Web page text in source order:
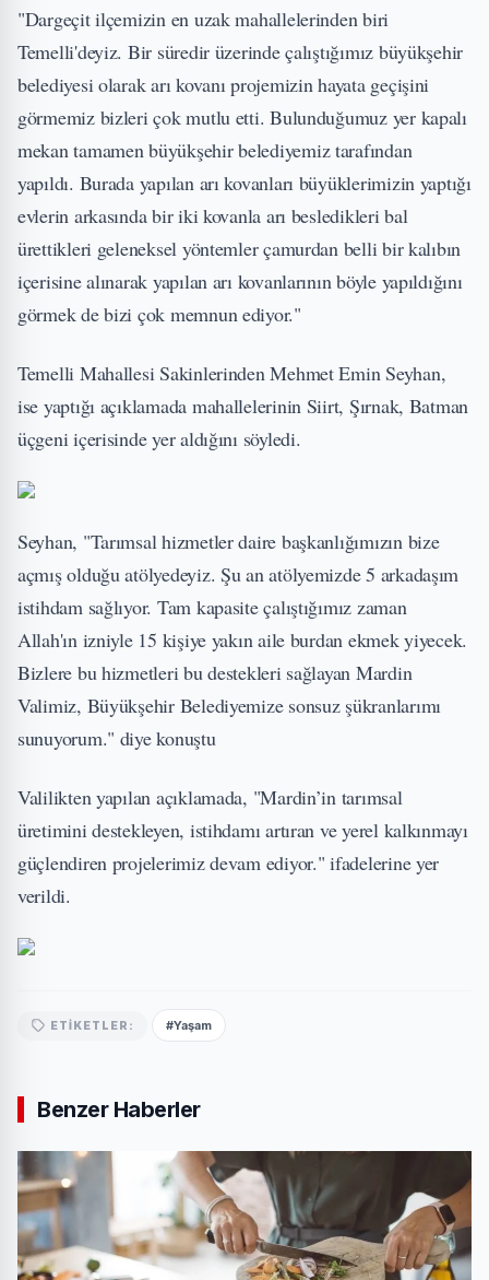
"Dargeçit ilçemizin en uzak mahallelerinden biri
Temelli'deyiz. Bir süredir üzerinde çalıştığımız büyükşehir
belediyesi olarak arı kovanı projemizin hayata geçişini
görmemiz bizleri çok mutlu etti. Bulunduğumuz yer kapalı
mekan tamamen büyükşehir belediyemiz tarafından
yapıldı. Burada yapılan arı kovanları büyüklerimizin yaptığı
evlerin arkasında bir iki kovanla arı besledikleri bal
ürettikleri geleneksel yöntemler çamurdan belli bir kalıbın
içerisine alınarak yapılan arı kovanlarının böyle yapıldığını
görmek de bizi çok memnun ediyor."
Temelli Mahallesi Sakinlerinden Mehmet Emin Seyhan,
ise yaptığı açıklamada mahallelerinin Siirt, Şırnak, Batman
üçgeni içerisinde yer aldığını söyledi.
Seyhan, "Tarımsal hizmetler daire başkanlığımızın bize
açmış olduğu atölyedeyiz. Şu an atölyemizde 5 arkadaşım
istihdam sağlıyor. Tam kapasite çalıştığımız zaman
Allah'ın izniyle 15 kişiye yakın aile burdan ekmek yiyecek.
Bizlere bu hizmetleri bu destekleri sağlayan Mardin
Valimiz, Büyükşehir Belediyemize sonsuz şükranlarımı
sunuyorum." diye konuştu
Valilikten yapılan açıklamada, "Mardin’in tarımsal
üretimini destekleyen, istihdamı artıran ve yerel kalkınmayı
güçlendiren projelerimiz devam ediyor." ifadelerine yer
verildi.
ETIKETLER: #Yaşam
Benzer Haberler